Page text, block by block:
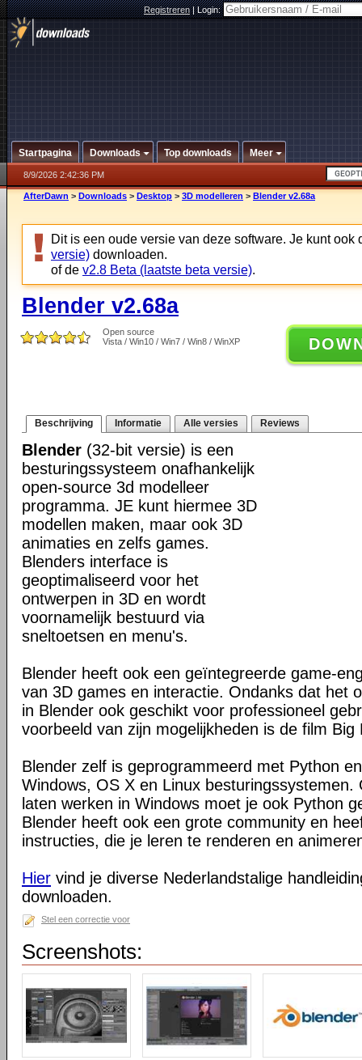
Registreren|Login:
Startpagina Downloads Top downloads Meer
8/9/2026 2:42:36 PM
AfterDawn > Downloads > Desktop > 3D modelleren > Blender v2.68a
Dit is een oude versie van deze software. Je kunt ook
versie) downloaden.
of de v2.8 Beta (laatste beta versie).
Blender v2.68a
Open source
Vista / Win10 / Win7 / Win8 / WinXP
Beschrijving Informatie Alle versies Reviews
Blender (32-bit versie) is een
besturingssysteem onafhankelijk
open-source 3d modelleer
programma. JE kunt hiermee 3D
modellen maken, maar ook 3D
animaties en zelfs games.
Blenders interface is
geoptimaliseerd voor het
ontwerpen in 3D en wordt
voornamelijk bestuurd via
sneltoetsen en menu's.
Blender heeft ook een geïntegreerde game-
van 3D games en interactie. Ondanks dat het
in Blender ook geschikt voor professioneel
voorbeeld van zijn mogelijkheden is de film Big
Blender zelf is geprogrammeerd met Python
Windows, OS X en Linux besturingssystemen.
laten werken in Windows moet je ook Python
Blender heeft ook een grote community en
instructies, die je leren te renderen en
Hier vind je diverse Nederlandstalige
downloaden.
Stel een correctie voor
Screenshots: